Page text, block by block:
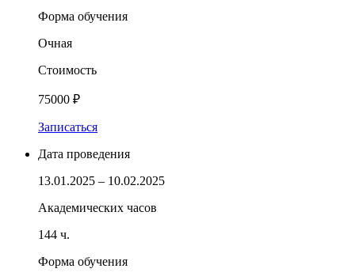
Форма обучения
Очная
Стоимость
75000 ₽
Записаться
Дата проведения
13.01.2025 – 10.02.2025
Академических часов
144 ч.
Форма обучения